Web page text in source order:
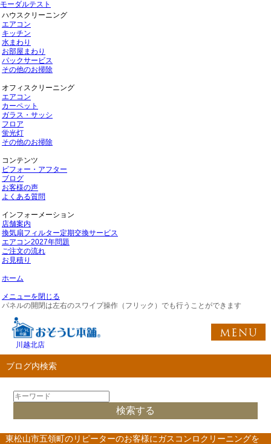
モーダルテスト
ハウスクリーニング
エアコン
キッチン
水まわり
お部屋まわり
パックサービス
その他のお掃除
オフィスクリーニング
エアコン
カーペット
ガラス・サッシ
フロア
蛍光灯
その他のお掃除
コンテンツ
ビフォー・アフター
ブログ
お客様の声
よくある質問
インフォーメーション
店舗案内
換気扇フィルター定期交換サービス
エアコン2027年問題
ご注文の流れ
お見積り
ホーム
メニューを閉じる
パネルの開閉は左右のスワイプ操作（フリック）でも行うことができます
川越北店
ブログ内検索
東松山市五領町のリピーターのお客様にガスコンロクリーニングを